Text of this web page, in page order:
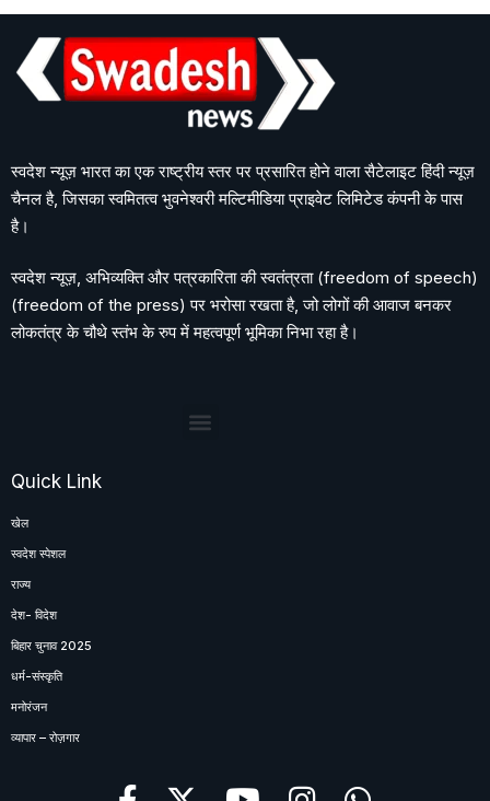
स्वदेश न्यूज़ भारत का एक राष्ट्रीय स्तर पर प्रसारित होने वाला सैटेलाइट हिंदी न्यूज़
चैनल है, जिसका स्वमितत्व भुवनेश्वरी मल्टिमीडिया प्राइवेट लिमिटेड कंपनी के पास
है।
स्वदेश न्यूज़, अभिव्यक्ति और पत्रकारिता की स्वतंत्रता (freedom of speech)
(freedom of the press) पर भरोसा रखता है, जो लोगों की आवाज बनकर
लोकतंत्र के चौथे स्तंभ के रुप में महत्वपूर्ण भूमिका निभा रहा है।
Quick Link
खेल
स्वदेश स्पेशल
राज्य
देश- विदेश
बिहार चुनाव 2025
धर्म-संस्कृति
मनोरंजन
व्यापार – रोज़गार